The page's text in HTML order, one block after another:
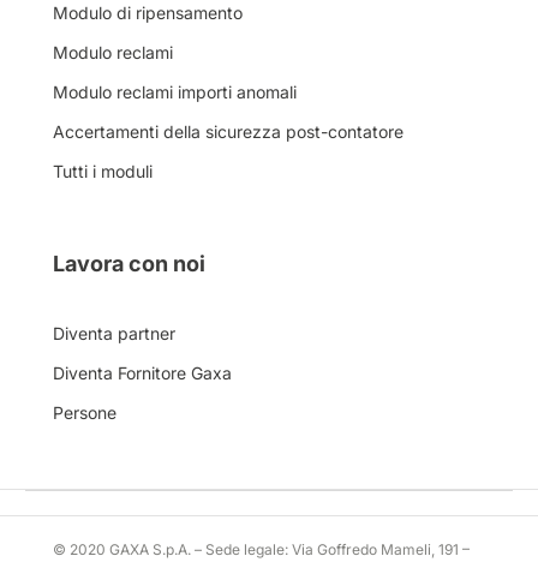
Modulo di ripensamento
Modulo reclami
Modulo reclami importi anomali
Accertamenti della sicurezza post-contatore
Tutti i moduli
Lavora con noi
Diventa partner
Diventa Fornitore Gaxa
Persone
© 2020 GAXA S.p.A. – Sede legale: Via Goffredo Mameli, 191 –